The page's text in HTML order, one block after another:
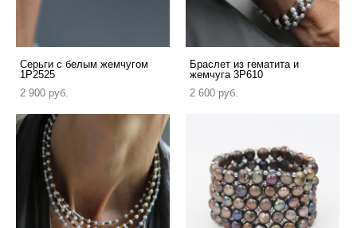
Серьги с белым жемчугом
1P2525
2 900 pуб.
Браслет из гематита и
жемчуга 3P610
2 600 pуб.